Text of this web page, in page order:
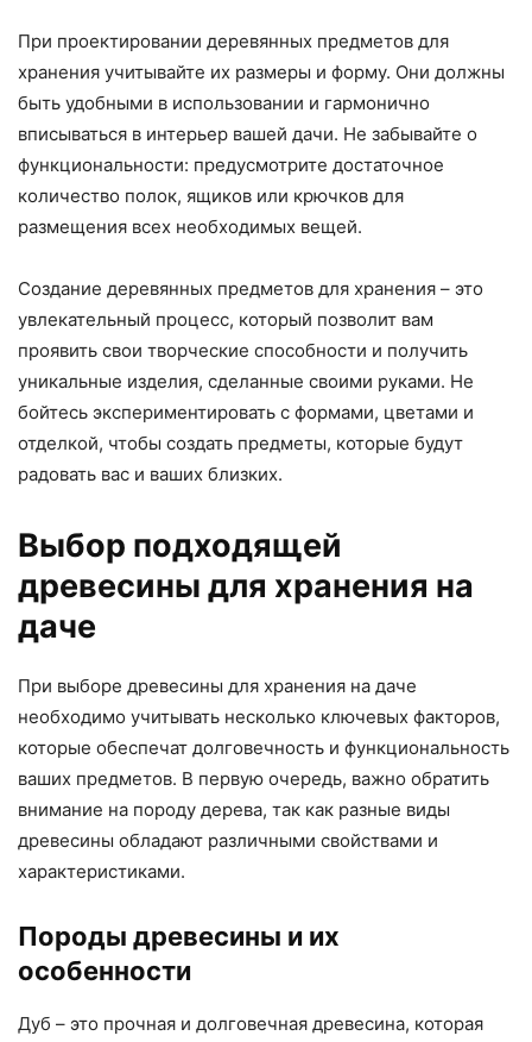
При проектировании деревянных предметов для
хранения учитывайте их размеры и форму. Они должны
быть удобными в использовании и гармонично
вписываться в интерьер вашей дачи. Не забывайте о
функциональности: предусмотрите достаточное
количество полок, ящиков или крючков для
размещения всех необходимых вещей.
Создание деревянных предметов для хранения – это
увлекательный процесс, который позволит вам
проявить свои творческие способности и получить
уникальные изделия, сделанные своими руками. Не
бойтесь экспериментировать с формами, цветами и
отделкой, чтобы создать предметы, которые будут
радовать вас и ваших близких.
Выбор подходящей
древесины для хранения на
даче
При выборе древесины для хранения на даче
необходимо учитывать несколько ключевых факторов,
которые обеспечат долговечность и функциональность
ваших предметов. В первую очередь, важно обратить
внимание на породу дерева, так как разные виды
древесины обладают различными свойствами и
характеристиками.
Породы древесины и их
особенности
Дуб – это прочная и долговечная древесина, которая